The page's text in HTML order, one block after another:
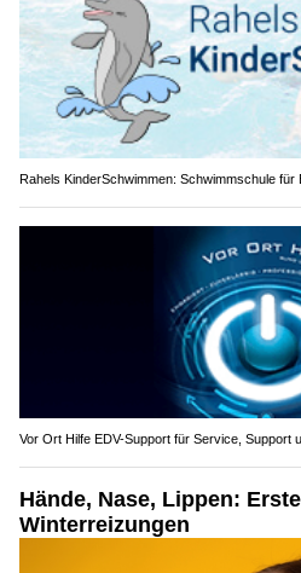
Rahels KinderSchwimmen: Schwimmschule für
Vor Ort Hilfe EDV-Support für Service, Support
Hände, Nase, Lippen:
Winterreizungen